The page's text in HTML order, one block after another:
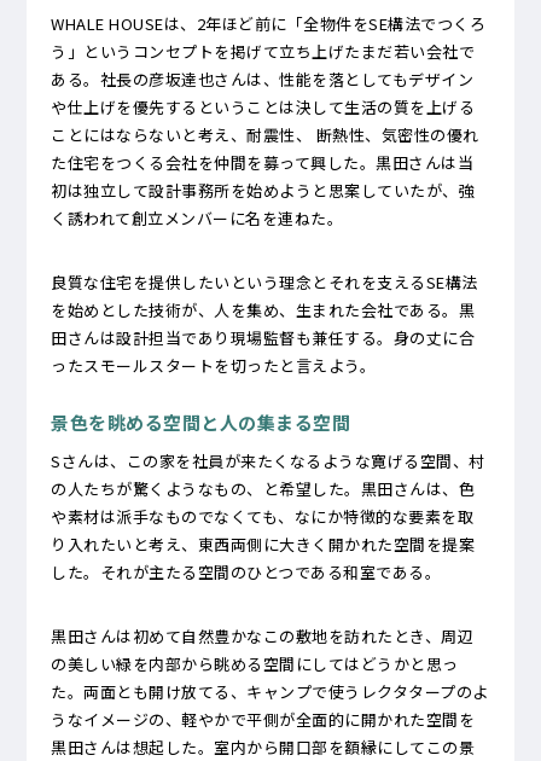
WHALE HOUSEは、2年ほど前に「全物件をSE構法でつくろ
う」というコンセプトを掲げて立ち上げたまだ若い会社で
ある。社長の彦坂達也さんは、性能を落としてもデザイン
や仕上げを優先するということは決して生活の質を上げる
ことにはならないと考え、耐震性、 断熱性、気密性の優れ
た住宅をつくる会社を仲間を募って興した。黒田さんは当
初は独立して設計事務所を始めようと思案していたが、強
く誘われて創立メンバーに名を連ねた。
良質な住宅を提供したいという理念とそれを支えるSE構法
を始めとした技術が、人を集め、生まれた会社である。黒
田さんは設計担当であり現場監督も兼任する。身の丈に合
ったスモールスタートを切ったと言えよう。
景色を眺める空間と人の集まる空間
Sさんは、この家を社員が来たくなるような寛げる空間、村
の人たちが驚くようなもの、と希望した。黒田さんは、色
や素材は派手なものでなくても、なにか特徴的な要素を取
り入れたいと考え、東西両側に大きく開かれた空間を提案
した。それが主たる空間のひとつである和室である。
黒田さんは初めて自然豊かなこの敷地を訪れたとき、周辺
の美しい緑を内部から眺める空間にしてはどうかと思っ
た。両面とも開け放てる、キャンプで使うレクタタープのよ
うなイメージの、軽やかで平側が全面的に開かれた空間を
黒田さんは想起した。室内から開口部を額縁にしてこの景